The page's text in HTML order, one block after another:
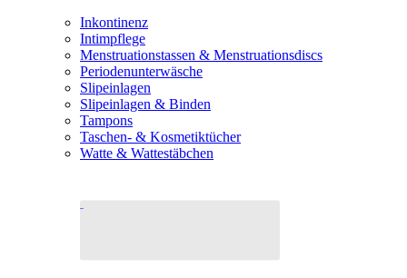
Inkontinenz
Intimpflege
Menstruationstassen & Menstruationsdiscs
Periodenunterwäsche
Slipeinlagen
Slipeinlagen & Binden
Tampons
Taschen- & Kosmetiktücher
Watte & Wattestäbchen